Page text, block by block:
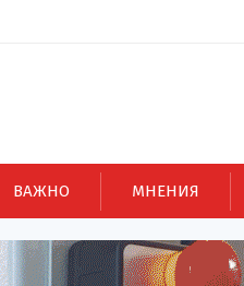
ВАЖНО МНЕНИЯ